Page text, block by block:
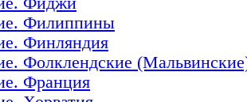
Филиппины
Финляндия
Фолклендские
Франция